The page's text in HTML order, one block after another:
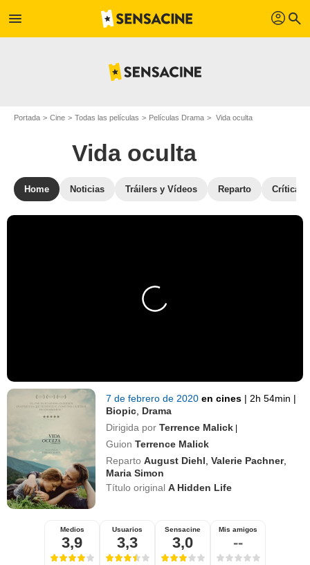
menu profil search
Portada Cine Todas las películas Películas Drama Vida oculta
Vida oculta
Home Noticias Tráilers y Vídeos Reparto Críticas
7 de febrero de 2020en cines | 2h 54min |
Biopic Drama
Dirigida por Terrence Malick |
Guion Terrence Malick
Reparto August Diehl ,Valerie Pachner,
Maria Simon
Título originalA Hidden Life
Medios
3,9
Usuarios
3,3
Sensacine
3,0
Mis amigos
--